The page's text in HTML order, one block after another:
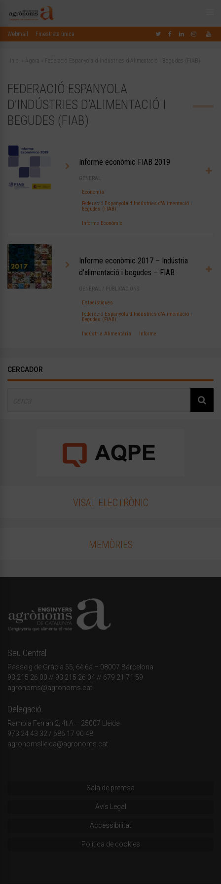
Webmail Finestreta única
Inici Àgora Federació Espanyola d'Indústries d'Alimentació i Begudes (FIAB)
FEDERACIÓ ESPANYOLA
D’INDÚSTRIES D’ALIMENTACIÓ I
BEGUDES (FIAB)
Informe econòmic FIAB 2019
GENERAL
Economia
Federació Espanyola d'Indústries d'Alimentació i
Begudes (FIAB)
Informe Econòmic
Informe econòmic 2017 – Indústria
d’alimentació i begudes – FIAB
GENERAL PUBLICACIONS
Estadístiques
Federació Espanyola d'Indústries d'Alimentació i
Begudes (FIAB)
Indústria Alimentària Informe
CERCADOR
VISAT ELECTRÒNIC
MEMÒRIES
Seu Central
Passeig de Gràcia 55, 6è 6a – 08007 Barcelona
93 215 26 00 // 93 215 26 04 // 679 21 71 59
agronoms@agronoms.cat
Delegació
Rambla Ferran 2, 4t A – 25007 Lleida
973 24 43 32 / 686 17 90 48
agronomslleida@agronoms.cat
Sala de premsa
Avís Legal
Accessibilitat
Política de cookies